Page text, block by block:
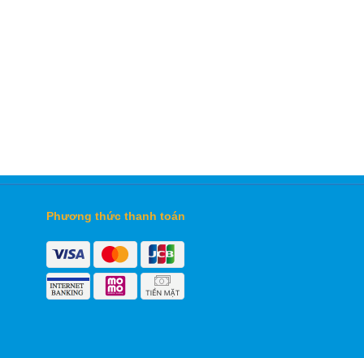
Phương thức thanh toán